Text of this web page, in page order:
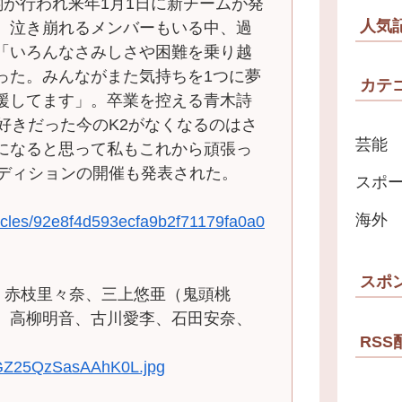
泣き崩れるメンバーもいる中、過
いろんなさみしさや困難を乗り越
た。みんながまた気持ちを1つに夢
してます」。卒業を控える青木詩
きだった今のK2がなくなるのはさ
なると思って私もこれから頑張っ
ションの開催も発表された。
92e8f4d593ecfa9b2f71179fa0a0
枝里々奈、三上悠亜（鬼頭桃
柳明音、古川愛李、石田安奈、
人気
カテ
芸能
スポ
海外
スポ
RSS